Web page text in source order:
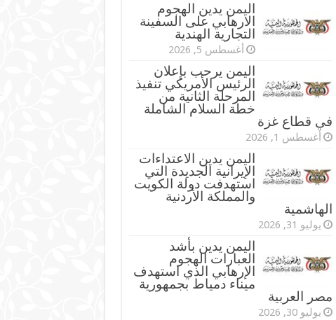
اليمن يدين الهجوم
الارهابي على السفينة
التجارية الهندية
أغسطس 5, 2026
اليمن يرحب بإعلان
الرئيس الأمريكي تنفيذ
المرحلة الثانية من
خطة السلام الشاملة
في قطاع غزة
أغسطس 1, 2026
اليمن يدين الاعتداءات
الإيرانية الجديدة التي
استهدفت دولة الكويت
والمملكة الأردنية
الهاشمية
يوليو 31, 2026
اليمن يدين بأشد
العبارات الهجوم
الإرهابي الذي استهدف
ميناء دمياط بجمهورية
مصر العربية
يوليو 30, 2026